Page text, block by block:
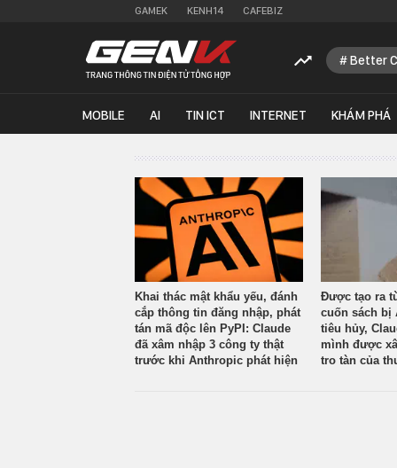
GAMEK KENH14 CAFEBIZ
Better
MOBILE AI TIN ICT INTERNET KHÁM PHÁ
Khai thác mật khẩu yếu, đánh
cắp thông tin đăng nhập, phát
tán mã độc lên PyPI: Claude
đã xâm nhập 3 công ty thật
trước khi Anthropic phát hiện
Được tạo ra
cuốn sách bị
tiêu hủy,
mình được
tro tàn của